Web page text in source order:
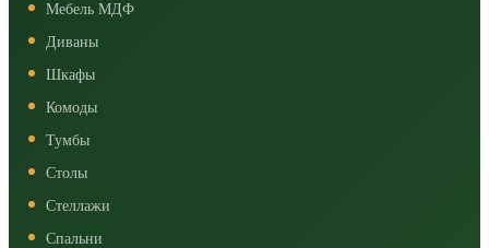
Мебель МДФ
Диваны
Шкафы
Комоды
Тумбы
Столы
Стеллажи
Спальни